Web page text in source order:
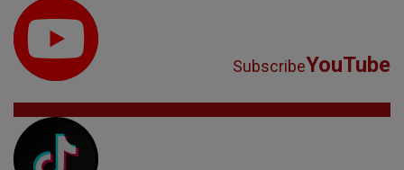
SubscribeYouTube